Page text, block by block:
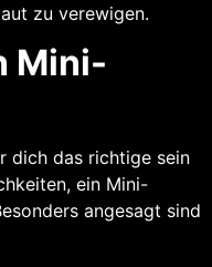
zu verewigen.
Mini-
dich das richtige sein
ein Mini-
angesagt sind